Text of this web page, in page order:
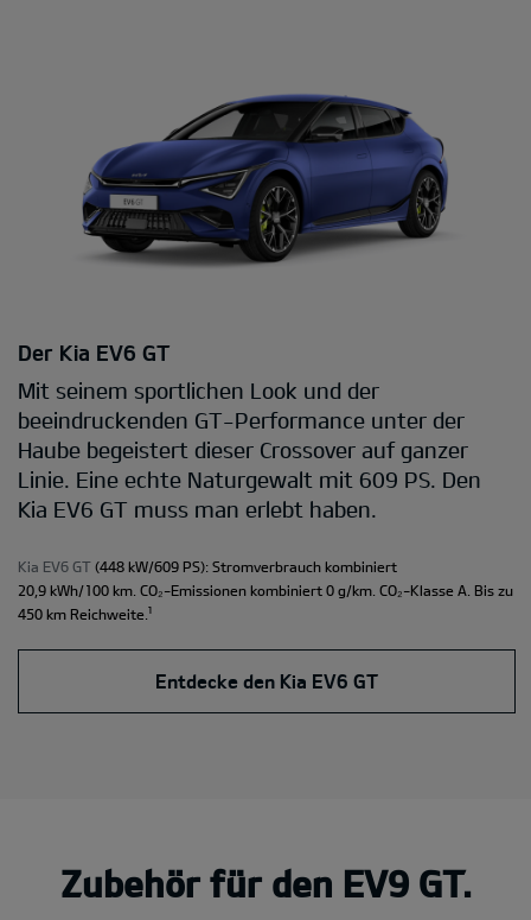
Der Kia EV6 GT
Mit seinem sportlichen Look und der
beeindruckenden GT-Performance unter der
Haube begeistert dieser Crossover auf ganzer
Linie. Eine echte Naturgewalt mit 609 PS. Den
Kia EV6 GT muss man erlebt haben.
Kia EV6 GT (448 kW/609 PS): Stromverbrauch kombiniert
20,9 kWh/100 km. CO₂-Emissionen kombiniert 0 g/km. CO₂-Klasse A. Bis zu
450 km Reichweite. ¹
Entdecke den Kia EV6 GT
Zubehör für den EV9 GT.